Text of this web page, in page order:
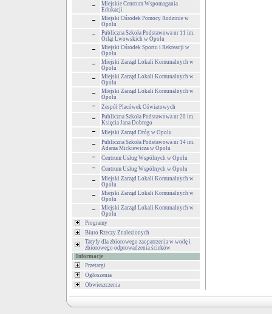
Miejskie Centrum Wspomagania
Edukacji
Miejski Ośrodek Pomocy Rodzinie w
Opolu
Publiczna Szkoła Podstawowa nr 11 im.
Orląt Lwowskich w Opolu
Miejski Ośrodek Sportu i Rekreacji w
Opolu
Miejski Zarząd Lokali Komunalnych w
Opolu
Miejski Zarząd Lokali Komunalnych w
Opolu
Miejski Zarząd Lokali Komunalnych w
Opolu
Zespół Placówek Oświatowych
Publiczna Szkoła Podstawowa nr 20 im.
Księcia Jana Dobrego
Miejski Zarząd Dróg w Opolu
Publiczna Szkoła Podstawowa nr 14 im.
Adama Mickiewicza w Opolu
Centrum Usług Wspólnych w Opolu
Centrum Usług Wspólnych w Opolu
Miejski Zarząd Lokali Komunalnych w
Opolu
Miejski Zarząd Lokali Komunalnych w
Opolu
Miejski Zarząd Lokali Komunalnych w
Opolu
Programy
Biuro Rzeczy Znalezionych
Tatyfy dla zbiorowego zaopatrzenia w wodę i
zbiorowego odprowadzenia ścieków
Informacje
Przetargi
Ogłoszenia
Obwieszczenia